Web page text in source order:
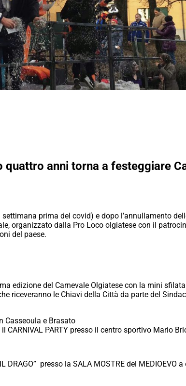
anni torna a festeggiare
prima del covid) e dopo l’annullamento
organizzato dalla Pro Loco olgiatese con il
del paese.
edizione del Carnevale Olgiatese con la mini
riceveranno le Chiavi della Città da parte del
Casseoula e Brasato
CARNIVAL PARTY presso il centro sportivo Mario
DRAGO” presso la SALA MOSTRE del MEDIOEVO a